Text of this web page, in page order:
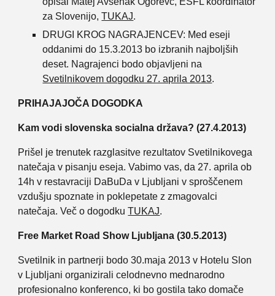
za Slovenijo,TUKAJ.
DRUGI KROG NAGRAJENCEV: Med eseji
oddanimi do 15.3.2013 bo izbranih najboljših
deset. Nagrajenci bodo objavljeni na
Svetilnikovem dogodku 27. aprila 2013.
PRIHAJAJOČA DOGODKA
Kam vodi slovenska socialna država? (27.4.2013)
Prišel je trenutek razglasitve rezultatov Svetilnikovega
natečaja v pisanju eseja. Vabimo vas, da 27. aprila ob
14h v restavraciji DaBuDa v Ljubljani v sproščenem
vzdušju spoznate in poklepetate z zmagovalci
natečaja. Več o dogodku TUKAJ.
Free Market Road Show Ljubljana (30.5.2013)
Svetilnik in partnerji bodo 30.maja 2013 v Hotelu Slon
v Ljubljani organizirali celodnevno mednarodno
profesionalno konferenco, ki bo gostila tako domače